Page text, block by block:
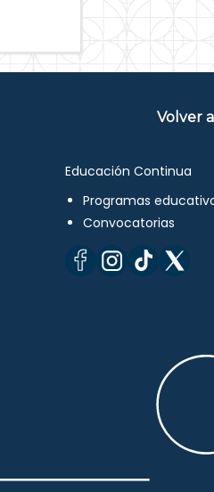
Volver
Educación Continua
Programas
Convocatorias